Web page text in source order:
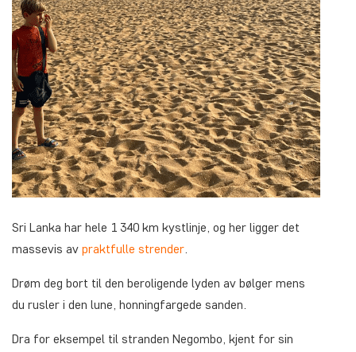
Sri Lanka har hele 1 340 km kystlinje, og her ligger det
massevis av praktfulle strender.
Drøm deg bort til den beroligende lyden av bølger mens
du rusler i den lune, honningfargede sanden.
Dra for eksempel til stranden Negombo, kjent for sin